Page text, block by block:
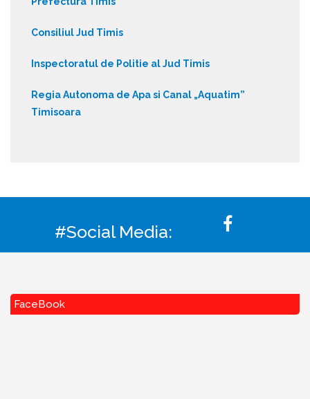
Consiliul Jud Timis
Inspectoratul de Politie al Jud Timis
Regia Autonoma de Apa si Canal „Aquatim”
Timisoara
#Social Media:
FaceBook